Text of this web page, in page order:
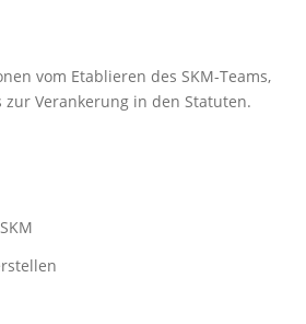
vom Etablieren des SKM-Teams,
Verankerung in den Statuten.